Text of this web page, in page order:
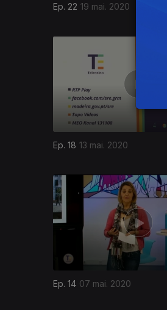
Ep. 22 19 mai. 2020
Ep. 18 13 mai. 2020
Ep. 14 07 mai. 2020